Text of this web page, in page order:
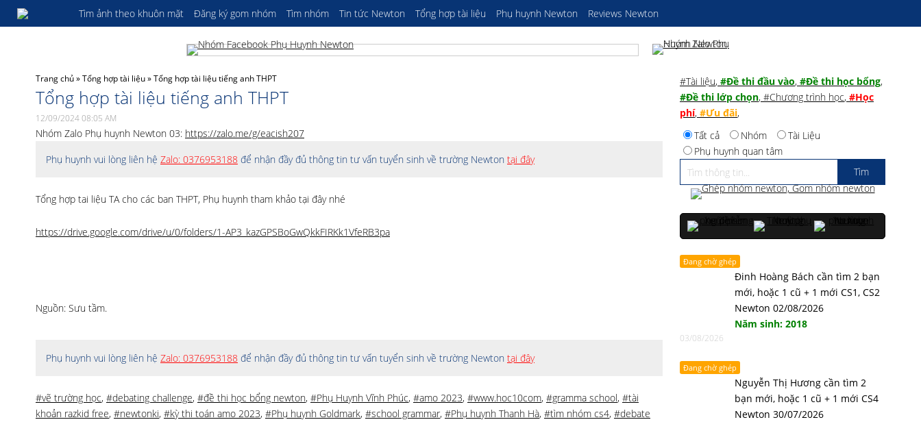
Tìm ảnh theo khuôn mặt Đăng ký gom nhóm Tìm nhóm Tin tức Newton Tổng hợp tài liệu Phụ huynh Newton Reviews Newton
Trang chủ»Tổng hợp tài liệu»Tổng hợp tài liệu tiếng anh THPT
Tổng hợp tài liệu tiếng anh THPT
12/09/2024 08:05 AM
Nhóm Zalo Phụ huynh Newton 03: https://zalo.me/g/eacish207
Phụ huynh vui lòng liên hệ Zalo: 0376953188 để nhận đầy đủ thông tin tư vấn tuyển sinh về trường Newton tại đây
Tổng hợp tai liệu TA cho các ban THPT, Phụ huynh tham khảo tại đây nhé
https://drive.google.com/drive/u/0/folders/1-AP3_kazGPSBoGwQkkFIRKk1VfeRB3pa
Nguồn: Sưu tầm.
Phụ huynh vui lòng liên hệ Zalo: 0376953188 để nhận đầy đủ thông tin tư vấn tuyển sinh về trường Newton tại đây
#vẽ trường học, #debating challenge, #đề thi học bổng newton, #Phụ Huynh Vĩnh Phúc, #amo 2023, #www.hoc10com, #gramma school, #tài
khoản razkid free, #newtonki, #kỳ thi toán amo 2023, #Phụ huynh Goldmark, #school grammar, #Phụ huynh Thanh Hà, #tìm nhóm cs4, #debate
#Tài liệu, #Đề thi đầu vào, #Đề thi học bổng,
#Đề thi lớp chọn, #Chương trình học, #Học
phí, #Ưu đãi,
Tất cả
Nhóm
Tài Liệu
Phụ huynh quan tâm
Đang chờ ghép
Đinh Hoàng Bách cần tìm 2 bạn
mới, hoặc 1 cũ + 1 mới CS1, CS2
Newton 02/08/2026
Năm sinh: 2018
03/08/2026
Đang chờ ghép
Nguyễn Thị Hương cần tìm 2
bạn mới, hoặc 1 cũ + 1 mới CS4
Newton 30/07/2026